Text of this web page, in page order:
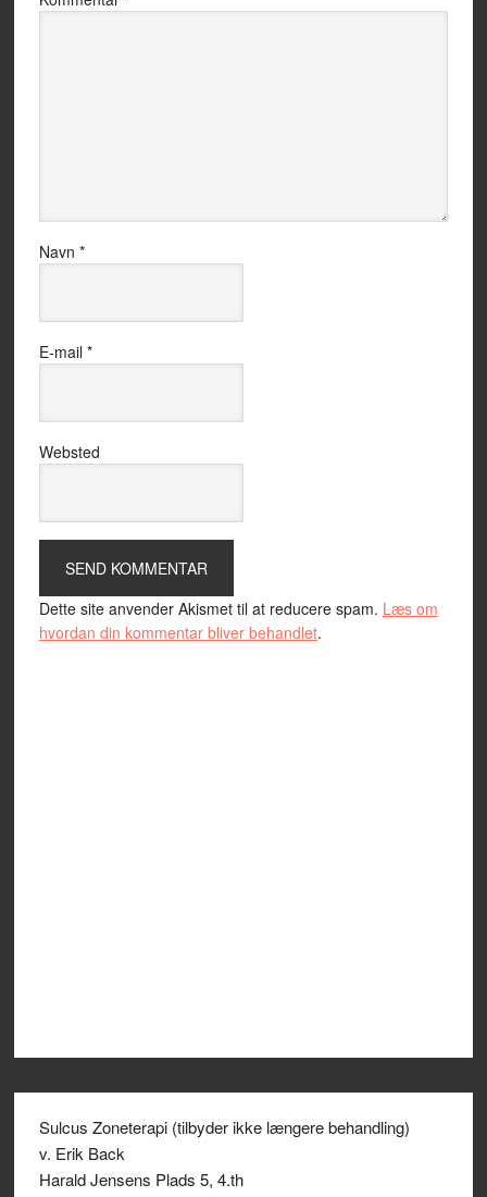
Navn *
E-mail *
Websted
Dette site anvender Akismet til at reducere spam. Læs om
hvordan din kommentar bliver behandlet.
Sulcus Zoneterapi (tilbyder ikke længere behandling)
v. Erik Back
Harald Jensens Plads 5, 4.th